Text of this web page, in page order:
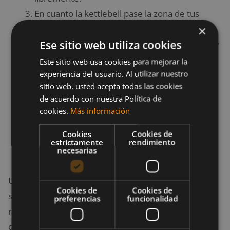
En cuanto la kettlebell pase la zona de tus
dinámica del movimiento, tirando hacia atrás y
estirando el brazo completamente como has
hecho previamente en swing.
Deja la kettlebell en el suelo suavemente y
practica este ejercicio unas cuantas veces con
cada mano, habituándote a la velocidad con la
que la bola se desplaza desde la posición más
alta hasta el swing.
Una vez que te hayas habituado este ejercicio,
simplemente tienes que hacer el movimiento al
revés y tendrás el snatch. Así de fácil, no lo pienses
demasiado. El snatch es un movimiento fluido,
×
Ese sitio web utiliza cookies
Este sitio web usa cookies para mejorar la
experiencia del usuario. Al utilizar nuestro
sitio web, usted acepta todas las cookies
de acuerdo con nuestra Política de
cookies. Más información
Cookies
estrictamente
necesarias
Cookies de
rendimiento
Cookies de
preferencias
Cookies de
funcionalidad